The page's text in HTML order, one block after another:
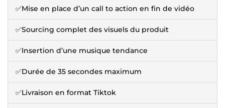
✅Mise en place d’un call to action en fin de vidéo
✅Sourcing complet des visuels du produit
✅Insertion d’une musique tendance
✅Durée de 35 secondes maximum
✅Livraison en format Tiktok